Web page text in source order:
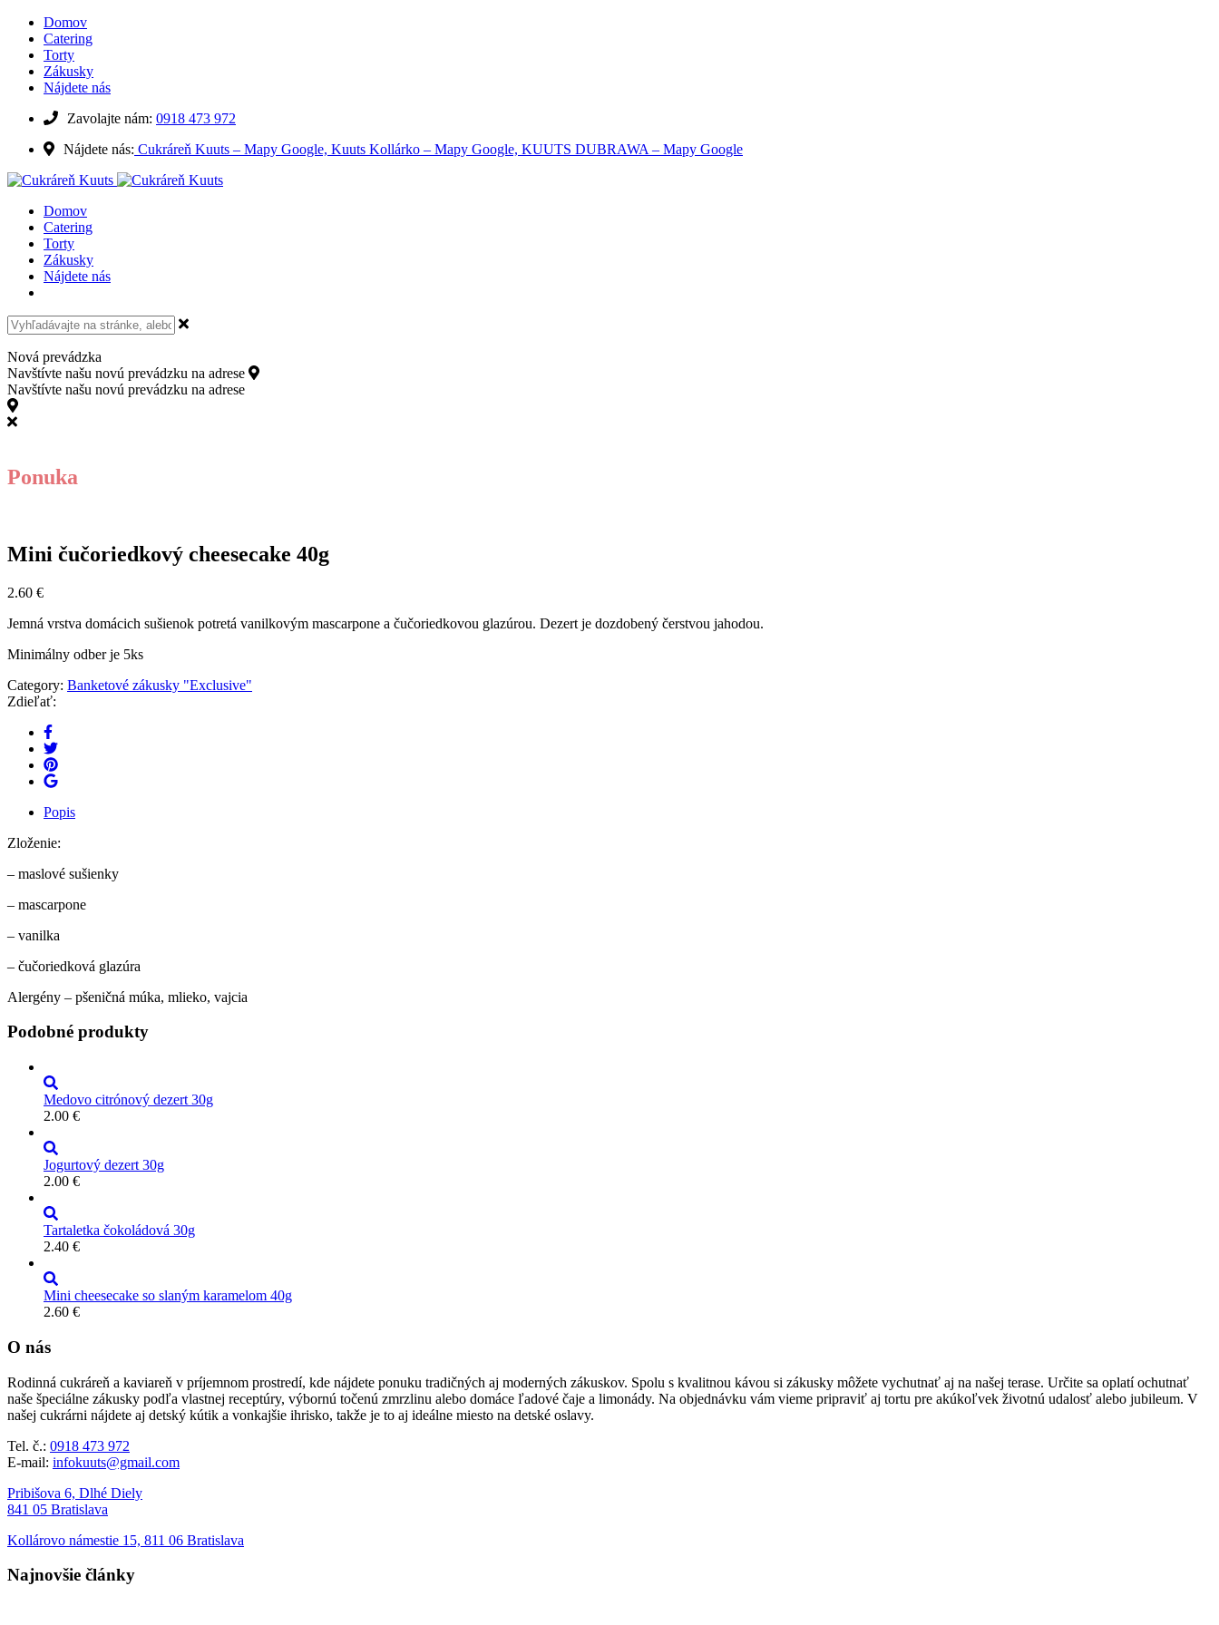
Domov
Catering
Torty
Zákusky
Nájdete nás
Zavolajte nám: 0918 473 972
Nájdete nás: Cukráreň Kuuts – Mapy Google, Kuuts Kollárko – Mapy Google, KUUTS DUBRAWA – Mapy Google
Domov
Catering
Torty
Zákusky
Nájdete nás
Nová prevádzka
Navštívte našu novú prevádzku na adrese
Navštívte našu novú prevádzku na adrese
Ponuka
Mini čučoriedkový cheesecake 40g
2.60 €
Jemná vrstva domácich sušienok potretá vanilkovým mascarpone a čučoriedkovou glazúrou. Dezert je dozdobený čerstvou jahodou.
Minimálny odber je 5ks
Category: Banketové zákusky "Exclusive"
Zdieľať:
Popis
Zloženie:
– maslové sušienky
– mascarpone
– vanilka
– čučoriedková glazúra
Alergény – pšeničná múka, mlieko, vajcia
Podobné produkty
Medovo citrónový dezert 30g
2.00 €
Jogurtový dezert 30g
2.00 €
Tartaletka čokoládová 30g
2.40 €
Mini cheesecake so slaným karamelom 40g
2.60 €
O nás
Rodinná cukráreň a kaviareň v príjemnom prostredí, kde nájdete ponuku tradičných aj moderných zákuskov. Spolu s kvalitnou kávou si zákusky môžete vychutnať aj na našej terase. Určite sa oplatí ochutnať
naše špeciálne zákusky podľa vlastnej receptúry, výbornú točenú zmrzlinu alebo domáce ľadové čaje a limonády. Na objednávku vám vieme pripraviť aj tortu pre akúkoľvek životnú udalosť alebo jubileum. V
našej cukrárni nájdete aj detský kútik a vonkajšie ihrisko, takže je to aj ideálne miesto na detské oslavy.
Tel. č.: 0918 473 972
E-mail: infokuuts@gmail.com
Pribišova 6, Dlhé Diely
841 05 Bratislava
Kollárovo námestie 15, 811 06 Bratislava
Najnovšie články